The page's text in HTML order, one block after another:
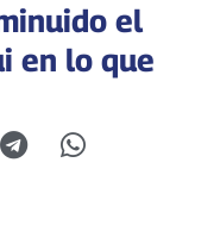
el
en lo que